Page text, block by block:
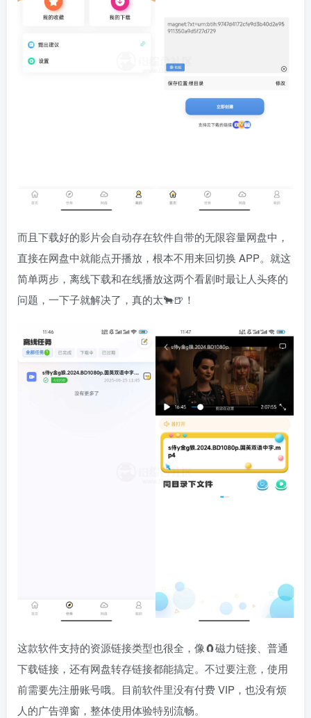
而且下载好的影片会自动存在软件自带的无限容量网盘中，
直接在网盘中就能点开播放，根本不用来回切换 APP。就这
简单两步，离线下载和在线播放这两个看剧时最让人头疼的
问题，一下子就解决了，真的太🐂🍺！
这款软件支持的资源链接类型也很全，像🧲磁力链接、普通
下载链接，还有网盘转存链接都能搞定。不过要注意，使用
前需要先注册账号哦。目前软件里没有付费 VIP，也没有烦
人的广告弹窗，整体使用体验特别流畅。